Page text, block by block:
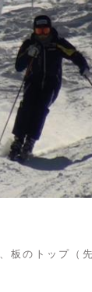
板のトップ（